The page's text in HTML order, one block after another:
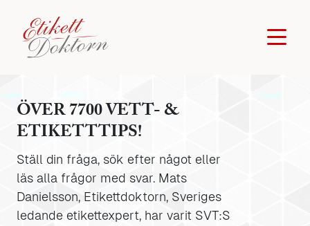
ÖVER 7700 VETT- &
ETIKETTTIPS!
Ställ din fråga, sök efter något eller
läs alla frågor med svar. Mats
Danielsson, Etikettdoktorn, Sveriges
ledande etikettexpert, har varit SVT:S